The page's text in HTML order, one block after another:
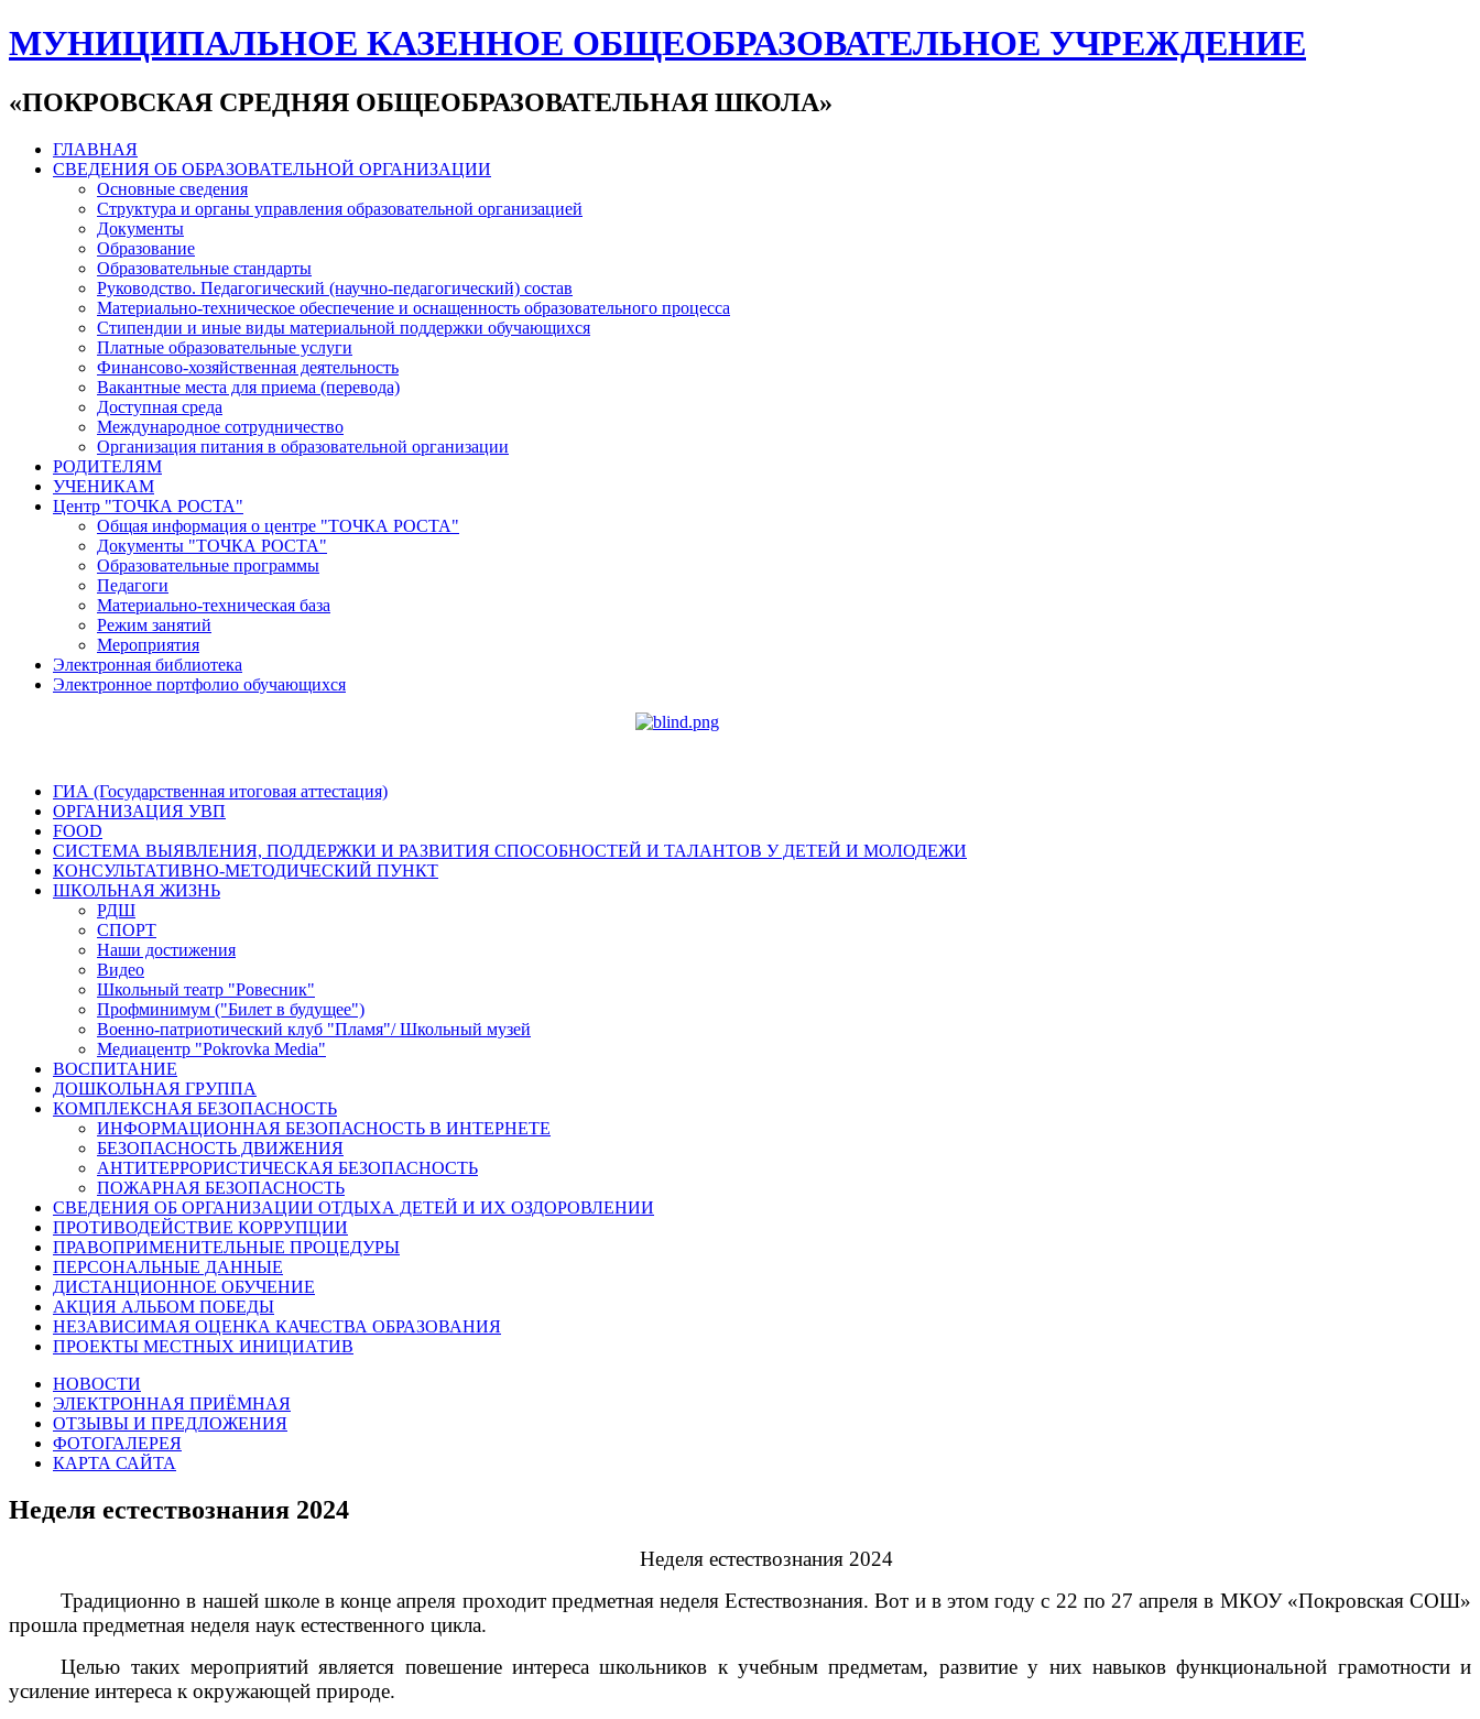
МУНИЦИПАЛЬНОЕ КАЗЕННОЕ ОБЩЕОБРАЗОВАТЕЛЬНОЕ УЧРЕЖДЕНИЕ
«ПОКРОВСКАЯ СРЕДНЯЯ ОБЩЕОБРАЗОВАТЕЛЬНАЯ ШКОЛА»
ГЛАВНАЯ
СВЕДЕНИЯ ОБ ОБРАЗОВАТЕЛЬНОЙ ОРГАНИЗАЦИИ
Основные сведения
Структура и органы управления образовательной организацией
Документы
Образование
Образовательные стандарты
Руководство. Педагогический (научно-педагогический) состав
Материально-техническое обеспечение и оснащенность образовательного процесса
Стипендии и иные виды материальной поддержки обучающихся
Платные образовательные услуги
Финансово-хозяйственная деятельность
Вакантные места для приема (перевода)
Доступная среда
Международное сотрудничество
Организация питания в образовательной организации
РОДИТЕЛЯМ
УЧЕНИКАМ
Центр "ТОЧКА РОСТА"
Общая информация о центре "ТОЧКА РОСТА"
Документы "ТОЧКА РОСТА"
Образовательные программы
Педагоги
Материально-техническая база
Режим занятий
Мероприятия
Электронная библиотека
Электронное портфолио обучающихся
ГИА (Государственная итоговая аттестация)
ОРГАНИЗАЦИЯ УВП
FOOD
СИСТЕМА ВЫЯВЛЕНИЯ, ПОДДЕРЖКИ И РАЗВИТИЯ СПОСОБНОСТЕЙ И ТАЛАНТОВ У ДЕТЕЙ И МОЛОДЕЖИ
КОНСУЛЬТАТИВНО-МЕТОДИЧЕСКИЙ ПУНКТ
ШКОЛЬНАЯ ЖИЗНЬ
РДШ
СПОРТ
Наши достижения
Видео
Школьный театр "Ровесник"
Профминимум ("Билет в будущее")
Военно-патриотический клуб "Пламя"/ Школьный музей
Медиацентр "Pokrovka Media"
ВОСПИТАНИЕ
ДОШКОЛЬНАЯ ГРУППА
КОМПЛЕКСНАЯ БЕЗОПАСНОСТЬ
ИНФОРМАЦИОННАЯ БЕЗОПАСНОСТЬ В ИНТЕРНЕТЕ
БЕЗОПАСНОСТЬ ДВИЖЕНИЯ
АНТИТЕРРОРИСТИЧЕСКАЯ БЕЗОПАСНОСТЬ
ПОЖАРНАЯ БЕЗОПАСНОСТЬ
СВЕДЕНИЯ ОБ ОРГАНИЗАЦИИ ОТДЫХА ДЕТЕЙ И ИХ ОЗДОРОВЛЕНИИ
ПРОТИВОДЕЙСТВИЕ КОРРУПЦИИ
ПРАВОПРИМЕНИТЕЛЬНЫЕ ПРОЦЕДУРЫ
ПЕРСОНАЛЬНЫЕ ДАННЫЕ
ДИСТАНЦИОННОЕ ОБУЧЕНИЕ
АКЦИЯ АЛЬБОМ ПОБЕДЫ
НЕЗАВИСИМАЯ ОЦЕНКА КАЧЕСТВА ОБРАЗОВАНИЯ
ПРОЕКТЫ МЕСТНЫХ ИНИЦИАТИВ
НОВОСТИ
ЭЛЕКТРОННАЯ ПРИЁМНАЯ
ОТЗЫВЫ И ПРЕДЛОЖЕНИЯ
ФОТОГАЛЕРЕЯ
КАРТА САЙТА
Неделя естествознания 2024
Неделя естествознания 2024
Традиционно в нашей школе в конце апреля проходит предметная неделя Естествознания. Вот и в этом году с 22 по 27 апреля в МКОУ «Покровская СОШ»
прошла предметная неделя наук естественного цикла.
Целью таких мероприятий является повешение интереса школьников к учебным предметам, развитие у них навыков функциональной грамотности и
усиление интереса к окружающей природе.